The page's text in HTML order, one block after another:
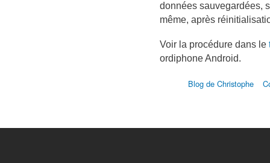
données sauvegardées,
même, après
Voir la procédure dans le
ordiphone Android.
Blog de Christophe